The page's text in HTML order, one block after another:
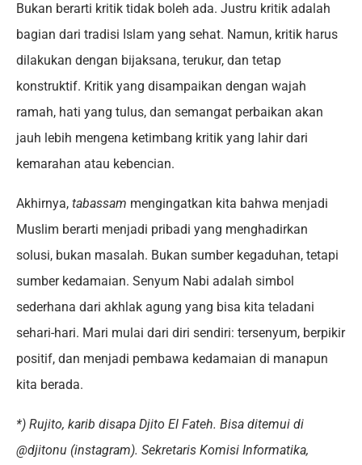
Bukan berarti kritik tidak boleh ada. Justru kritik adalah
bagian dari tradisi Islam yang sehat. Namun, kritik harus
dilakukan dengan bijaksana, terukur, dan tetap
konstruktif. Kritik yang disampaikan dengan wajah
ramah, hati yang tulus, dan semangat perbaikan akan
jauh lebih mengena ketimbang kritik yang lahir dari
kemarahan atau kebencian.
Akhirnya, tabassam mengingatkan kita bahwa menjadi
Muslim berarti menjadi pribadi yang menghadirkan
solusi, bukan masalah. Bukan sumber kegaduhan, tetapi
sumber kedamaian. Senyum Nabi adalah simbol
sederhana dari akhlak agung yang bisa kita teladani
sehari-hari. Mari mulai dari diri sendiri: tersenyum, berpikir
positif, dan menjadi pembawa kedamaian di manapun
kita berada.
*) Rujito, karib disapa Djito El Fateh. Bisa ditemui di
@djitonu (instagram). Sekretaris Komisi Informatika,